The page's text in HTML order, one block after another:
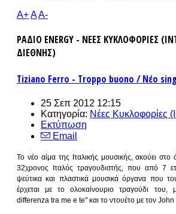
A+AA-
ΡΑΔΙΟ ENERGY - ΝΕΕΣ ΚΥΚΛΟΦΟΡΙΕΣ
ΔΙΕΘΝΗΣ)
Tiziano Ferro - Troppo buono / Νέο
25 Σεπ 2012 12:15
Κατηγορία: Νέες Κυκλοφορίες
Εκτύπωση
Email
Το νέο αίμα της Ιταλικής μουσικής, ακούει
32χρονος Ιταλός τραγουδιστής, που από 7
ψεύτικα και πλαστικά μουσικά όργανα που
έρχεται με το ολοκαίνουριο τραγούδι του,
differenza tra me e te" και το ντουέτο με τον John